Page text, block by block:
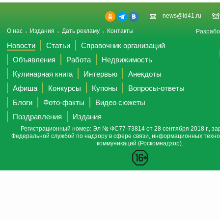
news@id41.ru
О нас Издания Дать рекламу Контакты
Новости Статьи
Справочник организаций
Объявления
Работа
Недвижимость
Кулинарная книга
Интервью
Анекдоты
Афиша
Конкурсы Купоны
Вопросы-ответы
Блоги
Фото-факты
Видео сюжеты
Поздравления
Издания
Регистрационный номер: Эл № ФС77-73814 от 28 сентября 2018 г.,
Федеральной службой по надзору в сфере связи, информационных
коммуникаций (Роскомнадзор).